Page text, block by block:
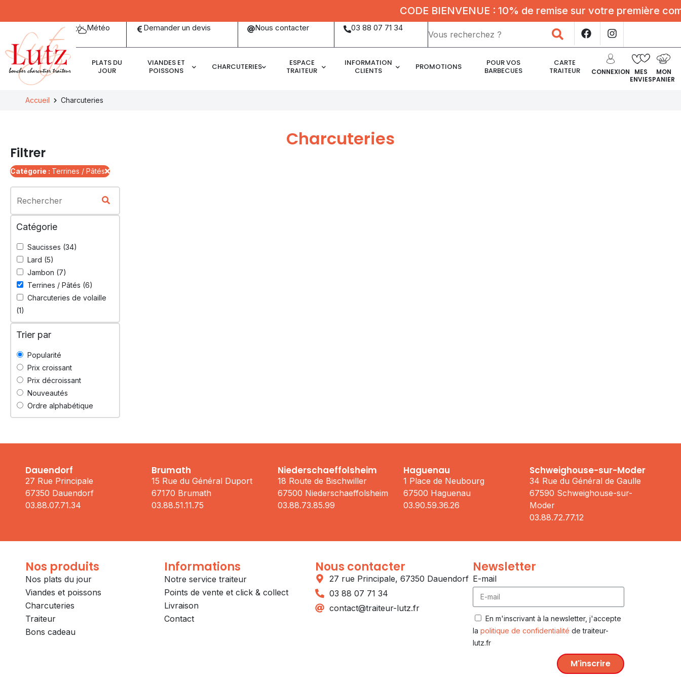
CODE BIENVENUE : 10% de remise sur votre première
Météo Demander un devis Nous contacter 03 88 07 71 34
clés
Rechercher
PLATS DU
JOUR
VIANDES ET
POISSONS
CHARCUTERIES
ESPACE
TRAITEUR
INFORMATION
CLIENTS
PROMOTIONS
POUR VOS
BARBECUES
CARTE
TRAITEUR
CONNEXION
MES
ENVIES
MON
PANIER
Accueil Charcuteries
Charcuteries
Filtrer
Catégorie : Terrines / Pâtés
Rechercher
Catégorie
Saucisses (34)
Lard (5)
Jambon (7)
Terrines / Pâtés (6)
Charcuteries de volaille
(1)
Trier par
Popularité
Prix croissant
Prix décroissant
Nouveautés
Ordre alphabétique
Dauendorf
27 Rue Principale
67350 Dauendorf
03.88.07.71.34
Brumath
15 Rue du Général Duport
67170 Brumath
03.88.51.11.75
Niederschaeffolsheim
18 Route de Bischwiller
67500 Niederschaeffolsheim
03.88.73.85.99
Haguenau
1 Place de Neubourg
67500 Haguenau
03.90.59.36.26
Schweighouse-sur-Moder
34 Rue du Général de Gaulle
67590 Schweighouse-sur-
Moder
03.88.72.77.12
Nos produits
Nos plats du jour
Viandes et poissons
Charcuteries
Traiteur
Bons cadeau
Informations
Notre service traiteur
Points de vente et click & collect
Livraison
Contact
Nous contacter
27 rue Principale, 67350 Dauendorf
03 88 07 71 34
contact@traiteur-lutz.fr
Newsletter
E-mail
En m'inscrivant à la newsletter, j'accepte
lapolitique de confidentialité de traiteur-
lutz.fr
M'inscrire